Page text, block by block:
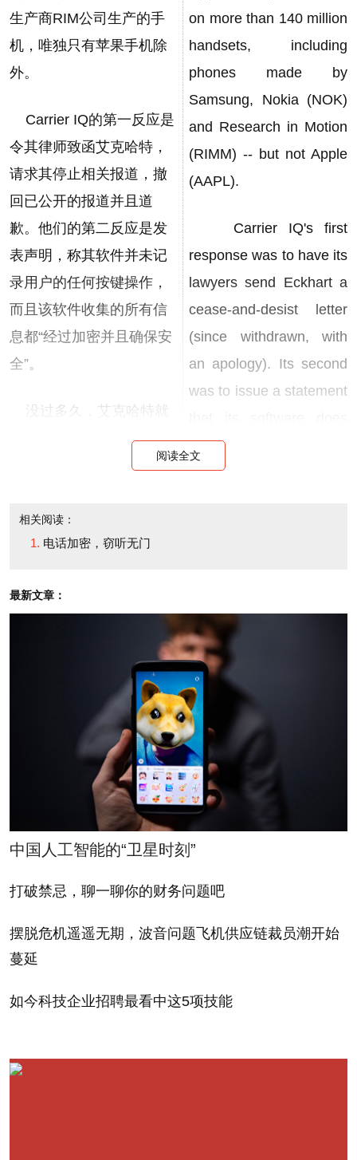
生产商RIM公司生产的手
机，唯独只有苹果手机除
外。
Carrier IQ的第一反应是
令其律师致函艾克哈特，
请求其停止相关报道，撤
回已公开的报道并且道
歉。他们的第二反应是发
表声明，称其软件并未记
录用户的任何按键操作，
而且该软件收集的所有信
息都“经过加密并且确保安
全”。
没过多久，艾克哈特就
揭穿了Carrier IQ的谎言。
本周一，他在YouTube上
视频。这段视频循序渐进
地向观者揭示了Carrier IQ
第13分45秒清晰地显示，
哈特的击键操作，更准确
地说，当时他应该是在进
行原本是加密的HTTPS谷
多位记者对此事进行了
报道。其中，科技博客网
站ExtremeTech的乔尔•胡
隐私这一点来讲，今年早
鲁伯在其谈话节目的播客
on more than 140 million
handsets, including
phones made by
Samsung, Nokia (NOK)
and Research in Motion
(RIMM) -- but not Apple
(AAPL).
Carrier IQ's first
response was to have its
lawyers send Eckhart a
cease-and-desist letter
(since withdrawn, with
an apology). Its second
was to issue a statement
not record keystrokes
and that any information
those claims. On
Monday he posted a 17-
minute YouTube video
that takes viewers step
by step through the set-
up and then, at the
13:45 mark, shows
Carrier IQ recording his
keystrokes -- in clear
supposedly encrypted
HTTPS Google search.
privacy go," writes
Hruska, one of a handful
阅读全文
相关阅读：
电话加密，窃听无门
最新文章：
中国人工智能的“卫星时刻”
打破禁忌，聊一聊你的财务问题吧
摆脱危机遥遥无期，波音问题飞机供应链裁员潮开始
蔓延
如今科技企业招聘最看中这5项技能